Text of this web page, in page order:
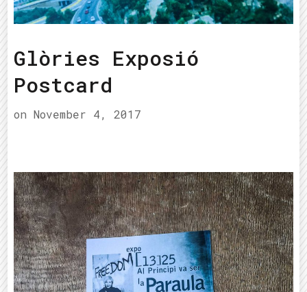
Glòries Exposió
Postcard
on November 4, 2017